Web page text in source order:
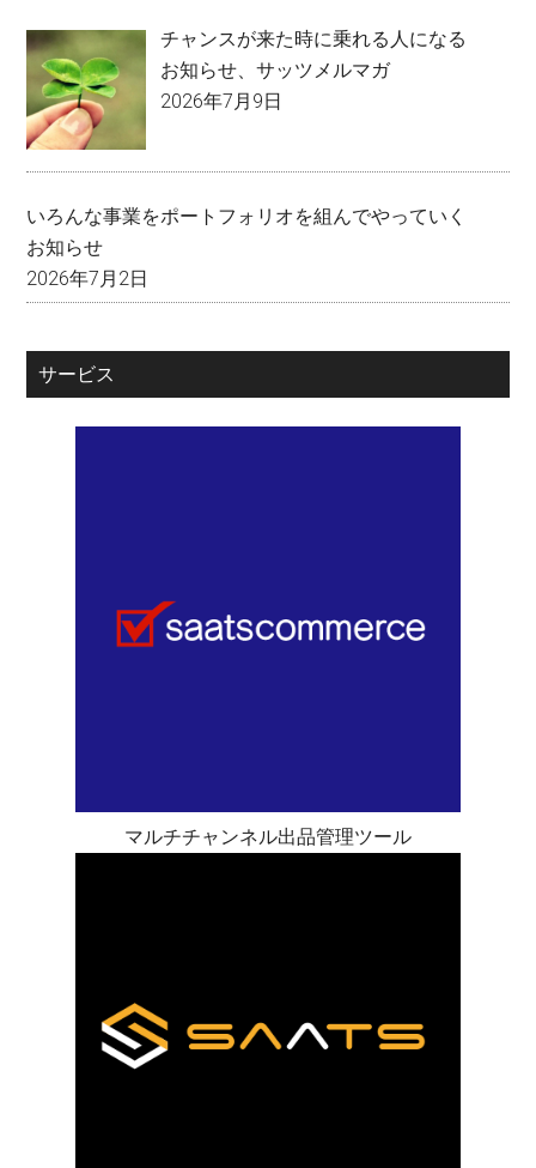
チャンスが来た時に乗れる人になる
お知らせ 、サッツメルマガ
2026年7月9日
いろんな事業をポートフォリオを組んでやっていく
お知らせ
2026年7月2日
サービス
マルチチャンネル出品管理ツール